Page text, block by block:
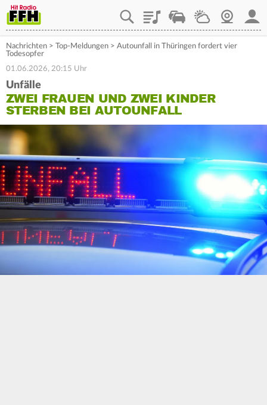
PlaylistStaupilotWetterWebcam
Nachrichten > Top-Meldungen > Autounfall in Thüringen fordert vier
Todesopfer
01.06.2026, 20:15 Uhr
Unfälle
ZWEI FRAUEN UND ZWEI KINDER
STERBEN BEI AUTOUNFALL